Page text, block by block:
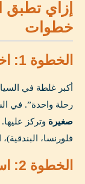
خطوات
الخطوة 1: اختر وجهة واحدة، مش 5
أكبر غلطة في
رحلة واحدة”. في
صغيرة
فلورنسا، البندقية)، اقعد 14 يوم في
الخطوة 2: استأجر شقة، مش فندق